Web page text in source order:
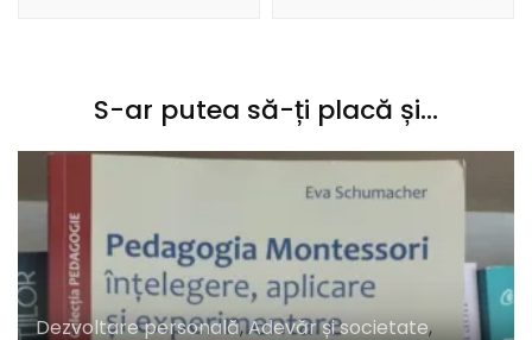
S-ar putea să-ți placă și...
Dezvoltare personală,Adevăr și societate,